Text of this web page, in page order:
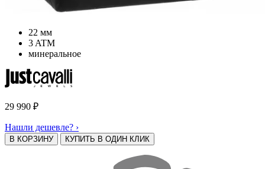
22 мм
3 ATM
минеральное
29 990 ₽
Нашли дешевле? ›
В КОРЗИНУ КУПИТЬ В ОДИН КЛИК